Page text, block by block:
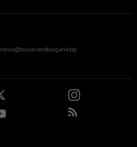
news@boulevardbulgaria.bg